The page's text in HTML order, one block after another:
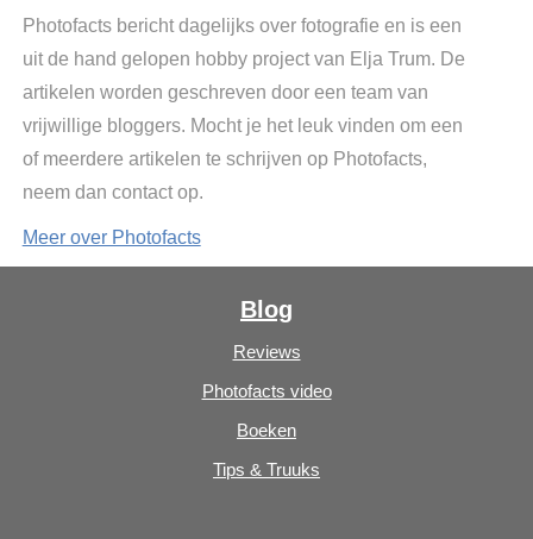
Photofacts bericht dagelijks over fotografie en is een
uit de hand gelopen hobby project van Elja Trum. De
artikelen worden geschreven door een team van
vrijwillige bloggers. Mocht je het leuk vinden om een
of meerdere artikelen te schrijven op Photofacts,
neem dan contact op.
Meer over Photofacts
Blog
Reviews
Photofacts video
Boeken
Tips & Truuks